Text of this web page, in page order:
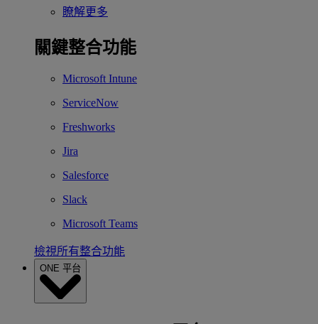
瞭解更多
關鍵整合功能
Microsoft Intune
ServiceNow
Freshworks
Jira
Salesforce
Slack
Microsoft Teams
檢視所有整合功能
ONE 平台